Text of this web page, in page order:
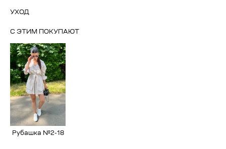
УХОД
С ЭТИМ ПОКУПАЮТ
Рубашка №2-18